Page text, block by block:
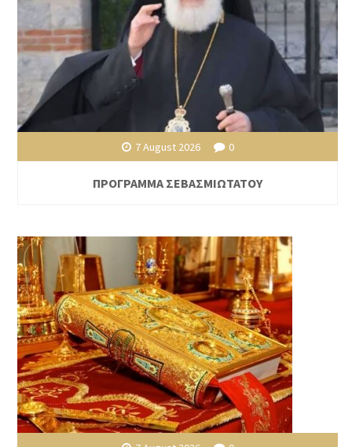
7 August 2026 0
ΠΡΟΓΡΑΜΜΑ ΣΕΒΑΣΜΙΩΤΑΤΟΥ